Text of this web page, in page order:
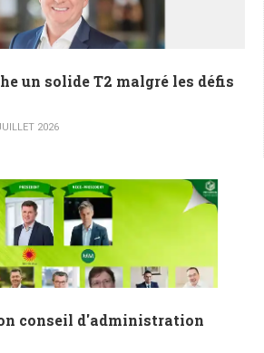
un solide T2 malgré les défis
2026
conseil d'administration